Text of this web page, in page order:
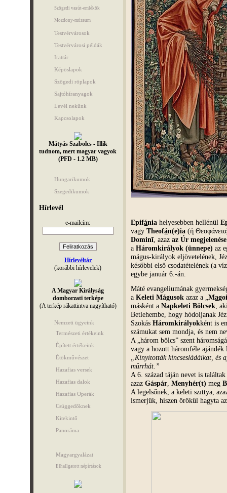
Szögedi vasút-emlékök
Mozdony-múzeum
Testvérvárosok
Testvérvárosi példák
Irattár
Képöslapok
Szögedi röplapok
Sajtóhíranyagok
Levél nekünk
Kapcsolapok
Mátyás Szabolcs - Illik
tudnom, mert magyar vagyok
(PFD - 1.2 MB)
Hungarikumok
Szegedikumok
Hírlevél
e-mailcím:
Hírlevéltár
(korábbi hírlevelek)
A Magyar Királyság
domborzati terképe
(A terkép rákattintva nagyítható)
Nemzeti ügyeink
Természeti értékeink
Épített értékeink
Étökművészet
Hazafias versek
Hazafias dalok
Hazafias Operák
Csüggedőknek
Kitekintő
Panoráma
Magyargyalázat
Elhallgatott népírtások
Epifánia helyesebben hellénül
vagyTheofán(e)ia (ή
Dominī, azazaz Úr megjelenése
aHáromkirályok (ünnepe) az
mágus-királyok eljövetelének,
későbbi első csodatételének (a
egybe január 6.-án.
Máté evangeliumának
aKeleti Mágusok azaz a „Ma
másként aNapkeleti Bölcsek ,
Betlehembe, hogy hódoljanak
SzokásHáromkirályokként is
számukat sem mondja, és nem
A „három bölcs” szent
vagy a hozott háromféle
„Kinyitották kincsesládáikat, és
mürrhát.”
A 6. század táján nevet is
azazGáspár ,Menyhér(t) meg
A legelsőnek, a keleti szıttya,
ismerjük, hiszen örökül hagyta